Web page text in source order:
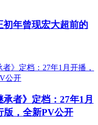
年曾现宏大超前的
者》定档：27年1月
版，全新PV公开